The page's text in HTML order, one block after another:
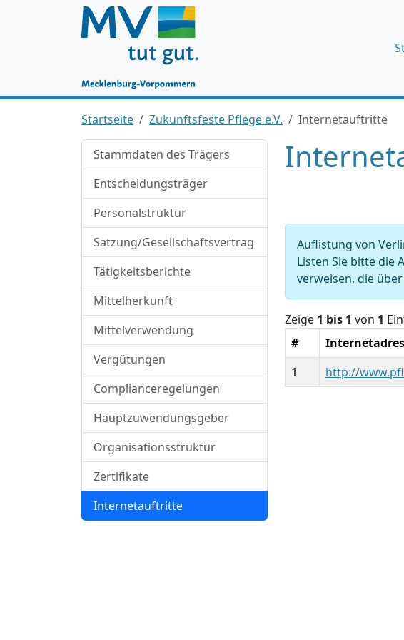
Startseite Zukunftsfeste Pflege e.V. Internetauftritte
Stammdaten des Trägers
Entscheidungsträger
Personalstruktur
Satzung/Gesellschaftsvertrag
Tätigkeitsberichte
Mittelherkunft
Mittelverwendung
Vergütungen
Complianceregelungen
Hauptzuwendungsgeber
Organisationsstruktur
Zertifikate
Internetauftritte
Auflistung von
Listen Sie bitte die
verweisen, die
Zeige 1 bis 1 von 1
#
1
http://